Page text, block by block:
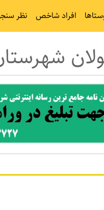
افراد شاخص نظر